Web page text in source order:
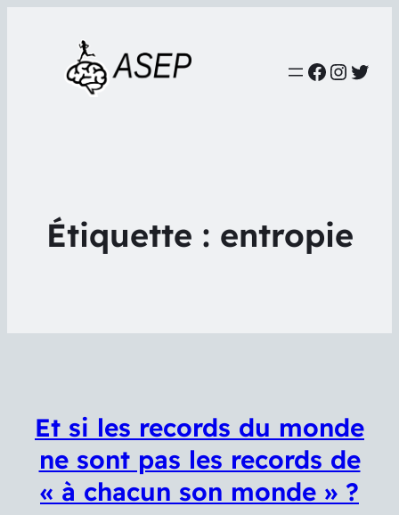
Étiquette : entropie
Et si les records du monde
ne sont pas les records de
« à chacun son monde » ?